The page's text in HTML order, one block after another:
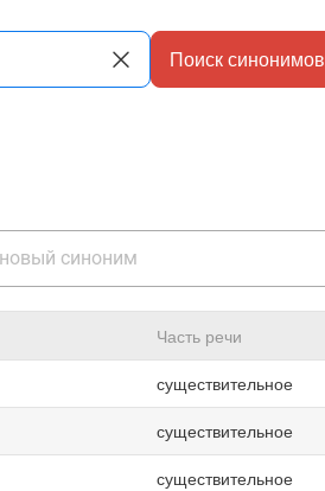
Поиск синонимов
Часть речи
существительное
существительное
существительное